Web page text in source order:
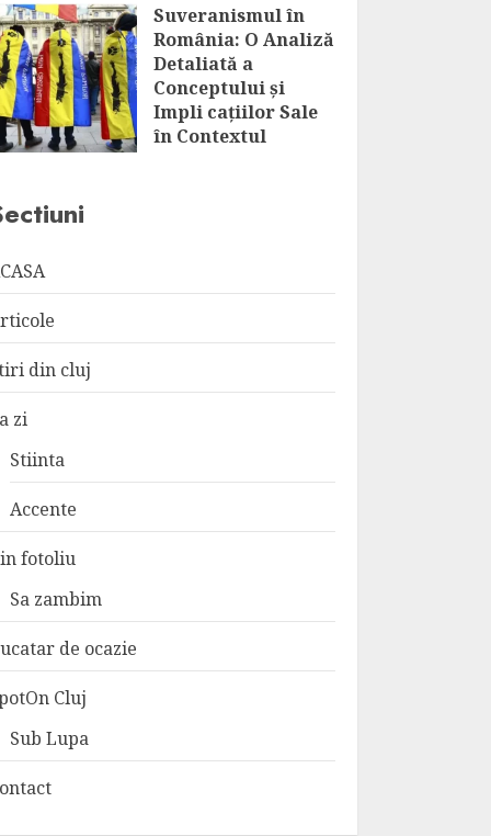
Numai
AUGUST 7, 2026
Suveranismul în
România: O Analiză
Detaliată a
Conceptului și
Impli cațiilor Sale
în Contextul
din cluj
zi
Stiinta
Accente
fotoliu
Sa zambim
de ocazie
Cluj
Sub Lupa